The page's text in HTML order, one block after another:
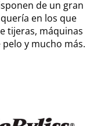
de un gran
en los que
tijeras, máquinas
y mucho más.